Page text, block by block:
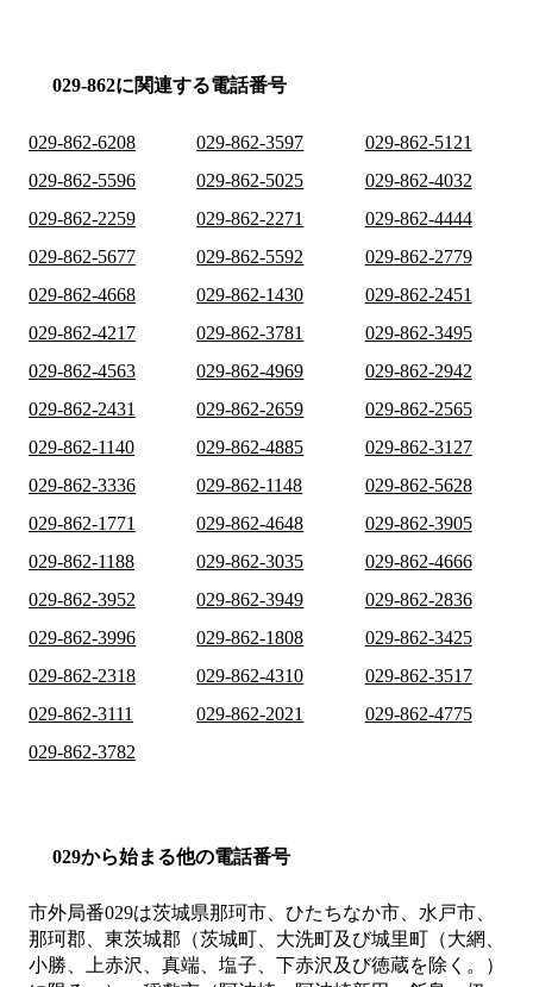
029-862に関連する電話番号
029-862-6208 029-862-3597
029-862-5121
029-862-5596
029-862-5025
029-862-4032
029-862-2259
029-862-2271
029-862-4444
029-862-5677
029-862-5592
029-862-2779
029-862-4668
029-862-1430
029-862-2451
029-862-4217
029-862-3781
029-862-3495
029-862-4563
029-862-4969
029-862-2942
029-862-2431
029-862-2659
029-862-2565
029-862-1140
029-862-4885
029-862-3127
029-862-3336
029-862-1148
029-862-5628
029-862-1771
029-862-4648
029-862-3905
029-862-1188
029-862-3035
029-862-4666
029-862-3952
029-862-3949
029-862-2836
029-862-3996
029-862-1808
029-862-3425
029-862-2318
029-862-4310
029-862-3517
029-862-3111
029-862-2021
029-862-4775
029-862-3782
029から始まる他の電話番号
市外局番029は茨城県那珂市、ひたちなか市、水戸市、
那珂郡、東茨城郡（茨城町、大洗町及び城里町（大網、
小勝、上赤沢、真端、塩子、下赤沢及び徳蔵を除く。）